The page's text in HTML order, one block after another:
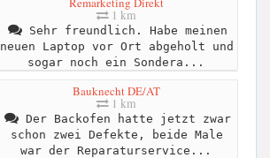
1 km
Sehr freundlich. Habe meinen
neuen Laptop vor Ort abgeholt und
sogar noch ein Sondera...
Bauknecht DE/AT
1 km
Der Backofen hatte jetzt zwar
schon zwei Defekte, beide Male
war der Reparaturservice...